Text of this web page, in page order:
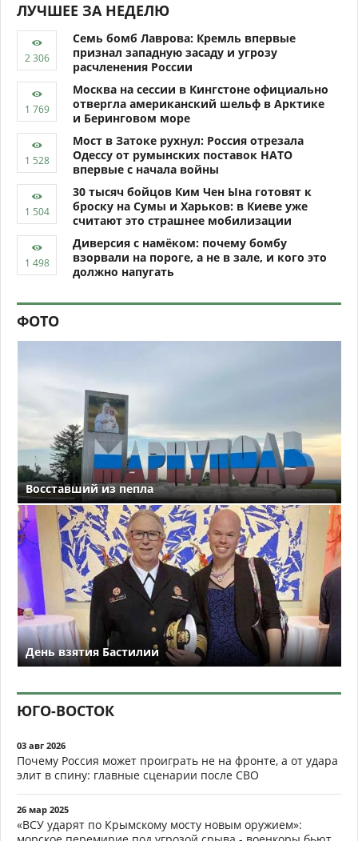
ЛУЧШЕЕ ЗА НЕДЕЛЮ
Семь бомб Лаврова: Кремль впервые
признал западную засаду и угрозу
расчленения России
Москва на сессии в Кингстоне официально
отвергла американский шельф в Арктике
и Беринговом море
Мост в Затоке рухнул: Россия отрезала
Одессу от румынских поставок НАТО
впервые с начала войны
30 тысяч бойцов Ким Чен Ына готовят к
броску на Сумы и Харьков: в Киеве уже
считают это страшнее мобилизации
Диверсия с намёком: почему бомбу
взорвали на пороге, а не в зале, и кого это
должно напугать
ФОТО
Восставший из пепла
День взятия Бастилии
ЮГО-ВОСТОК
03 авг 2026
Почему Россия может проиграть не на фронте, а от удара
элит в спину: главные сценарии после СВО
26 мар 2025
«ВСУ ударят по Крымскому мосту новым оружием»: